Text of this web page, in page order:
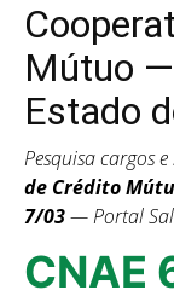
Mútuo
Estado
Pesquisa cargos
de Crédito
7/03— Portal
CNAE